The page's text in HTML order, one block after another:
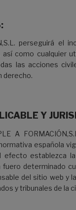
perseguirá el
como cualquier
las acciones
derecho.
Y
A
española
establezca la
determinado
del sitio web y
y tribunales de la